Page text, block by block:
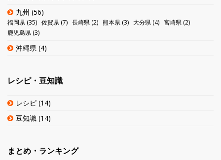
九州 (56)
福岡県 (35) 佐賀県 (7) 長崎県 (2) 熊本県 (3) 大分県 (4) 宮崎県 (2)
鹿児島県 (3)
沖縄県 (4)
レシピ・豆知識
レシピ (14)
豆知識 (14)
まとめ・ランキング